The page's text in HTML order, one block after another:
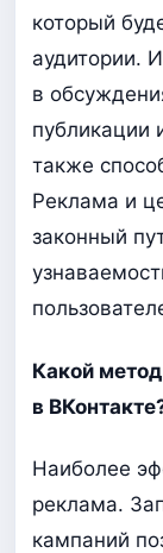
который
аудитории.
в
публикации
также
Реклама и
законный
Какой
в
Наиболее
реклама.
кампаний